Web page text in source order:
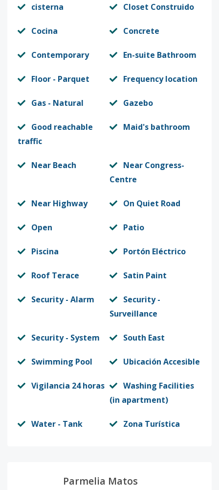
cisterna Closet Construido
Cocina Concrete
Contemporary En-suite Bathroom
Floor - Parquet Frequency location
Gas - Natural Gazebo
Good reachable
traffic
Maid's bathroom
Near Beach
Near Congress-
Centre
Near Highway On Quiet Road
Open Patio
Piscina Portón Eléctrico
Roof Terace Satin Paint
Security - Alarm
Security -
Surveillance
Security - System South East
Swimming Pool Ubicación Accesible
Vigilancia 24 horas
Washing Facilities
(in apartment)
Water - Tank Zona Turística
Parmelia Matos